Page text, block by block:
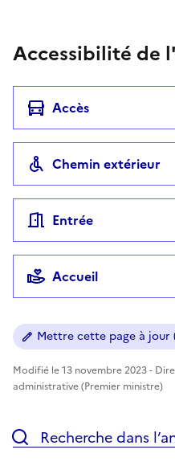
Accessibilité de
Accès
Chemin extérieur
Entrée
Accueil
Mettre cette page à jour
Modifié le 13 novembre 2023 -
administrative (Premier ministre)
Recherche dans